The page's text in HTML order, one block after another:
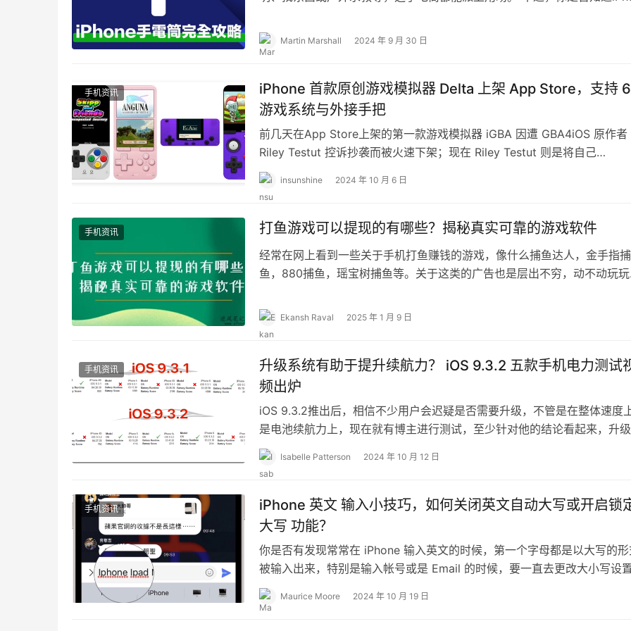
Martin Marshall 2024 年 9 月 30 日
手机资讯
iPhone 首款原创游戏模拟器 Delta 上架 App Store，支持
游戏系统与外接手把
前几天在App Store上架的第一款游戏模拟器 iGBA 因遭 GBA4iOS 原作者
Riley Testut 控诉抄袭而被火速下架；现在 Riley Testut 则是将自己…
insunshine 2024 年 10 月 6 日
手机资讯 打鱼游戏可以提现的有哪些？揭秘真实可靠的游戏软件
经常在网上看到一些关于手机打鱼赚钱的游戏，像什么捕鱼达人，金手指捕
鱼，880捕鱼，瑶宝树捕鱼等。关于这类的广告也是层出不穷，动不动玩
Ekansh Raval 2025 年 1 月 9 日
手机资讯
升级系统有助于提升续航力？ iOS 9.3.2 五款手机电力测试
频出炉
iOS 9.3.2推出后，相信不少用户会迟疑是否需要升级，不管是在整体速度
是电池续航力上，现在就有博主进行测试，至少针对他的结论看起来，升
iOS 9.3.2是有助于提升电池…
Isabelle Patterson 2024 年 10 月 12 日
手机资讯
iPhone 英文 输入小技巧，如何关闭英文自动大写或开启锁
大写 功能？
你是否有发现常常在 iPhone 输入英文的时候，第一个字母都是以大写的
被输入出来，特别是输入帐号或是 Email 的时候，要一直去更改大小写设
非常扰人; 又或者需要输入一…
Maurice Moore 2024 年 10 月 19 日